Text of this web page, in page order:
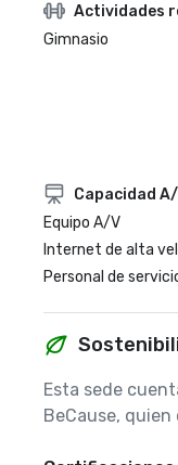
Actividades
Gimnasio
Capacidad
Equipo A/V
Internet de alta
Personal de
Esta sede
BeCause,